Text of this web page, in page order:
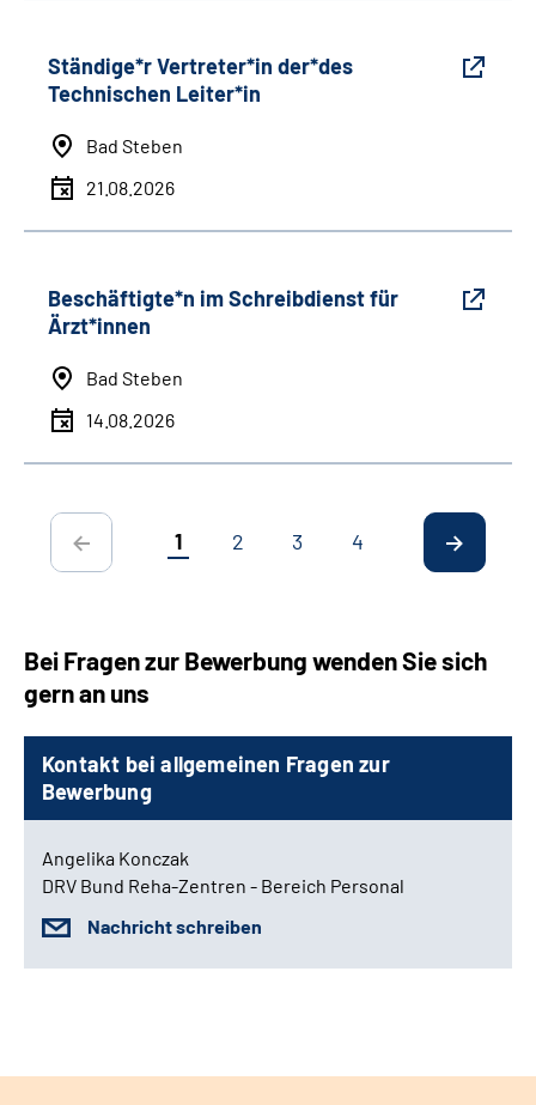
Ständige*r Vertreter*in der*des
Technischen Leiter*in
Bad Steben
21.08.2026
Beschäftigte*n im Schreibdienst für
Ärzt*innen
Bad Steben
14.08.2026
1 2 3 4
Bei Fragen zur Bewerbung wenden Sie sich
gern an uns
Kontakt bei allgemeinen Fragen zur
Bewerbung
Angelika Konczak
DRV Bund Reha-Zentren - Bereich Personal
Nachricht schreiben